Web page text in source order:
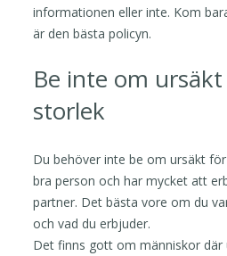
informationen eller inte. Kom
är den bästa policyn.
Be inte om
storlek
Du behöver inte be om ursäkt
bra person och har mycket att
partner. Det bästa vore om du
och vad du erbjuder.
Det finns gott om människor